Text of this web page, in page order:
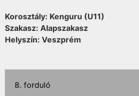
Korosztály: Kenguru (U11)
Szakasz: Alapszakasz
Helyszín: Veszprém
8. forduló